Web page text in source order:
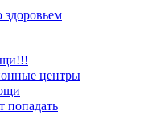
центры
попадать